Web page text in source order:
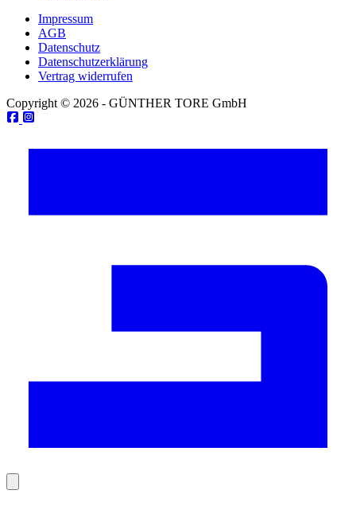
Impressum
AGB
Datenschutz
Datenschutzerklärung
Vertrag widerrufen
Copyright © 2026 - GÜNTHER TORE GmbH